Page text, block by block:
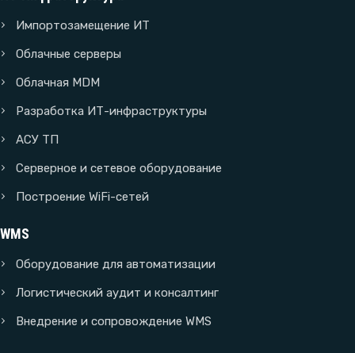
Импортозамещение ИТ
Облачные серверы
Облачная MDM
Разработка ИТ-инфраструктуры
АСУ ТП
Серверное и сетевое оборудование
Построение WiFi-сетей
WMS
Оборудование для автоматизации
Логистический аудит и консалтинг
Внедрение и сопровождение WMS